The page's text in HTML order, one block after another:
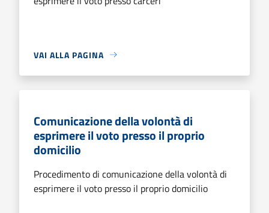
VAI ALLA PAGINA
Comunicazione della volontà di
esprimere il voto presso il proprio
domicilio
Procedimento di comunicazione della volontà di
esprimere il voto presso il proprio domicilio